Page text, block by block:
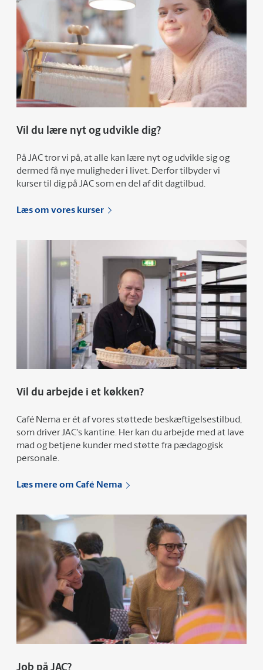
Vil du lære nyt og udvikle dig?
På JAC tror vi på, at alle kan lære nyt og udvikle sig og
dermed få nye muligheder i livet. Derfor tilbyder vi
kurser til dig på JAC som en del af dit dagtilbud.
Læs om vores kurser
Vil du arbejde i et køkken?
Café Nema er ét af vores støttede beskæftigelsestilbud,
som driver JAC's kantine. Her kan du arbejde med at lave
mad og betjene kunder med støtte fra pædagogisk
personale.
Læs mere om Café Nema
Job på JAC?